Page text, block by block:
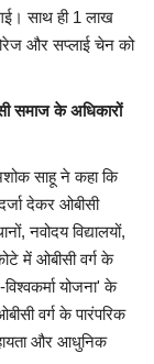
साथ ही 1 लाख
और सप्लाई चेन को
समाज के अधिकारों
साहू ने कहा कि
देकर ओबीसी
नवोदय विद्यालयों,
में ओबीसी वर्ग के
योजना' के
वर्ग के पारंपरिक
और आधुनिक